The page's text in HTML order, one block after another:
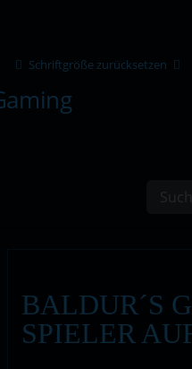
Schriftgröße zurücksetzen
BALDUR´S
SPIELER